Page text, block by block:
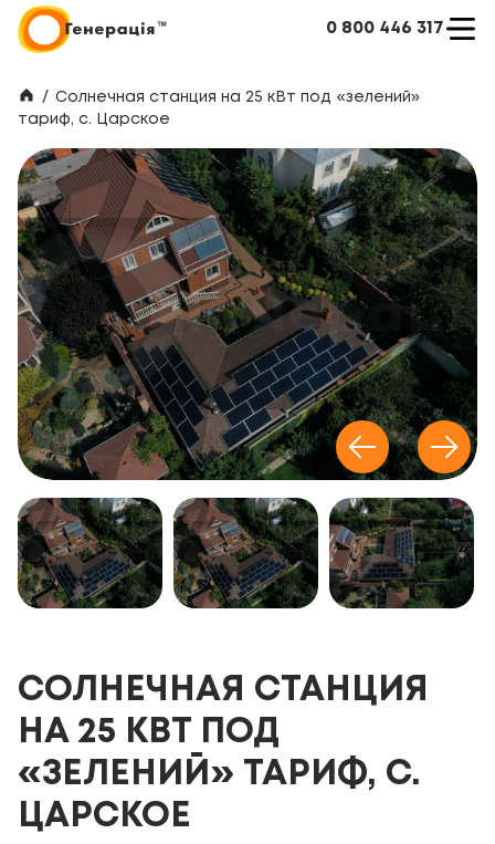
0 800 446 317
/ Cолнечная станция на 25 кВт под «зелений»
тариф, с. Царское
CОЛНЕЧНАЯ СТАНЦИЯ
НА 25 КВТ ПОД
«ЗЕЛЕНИЙ» ТАРИФ, С.
ЦАРСКОЕ